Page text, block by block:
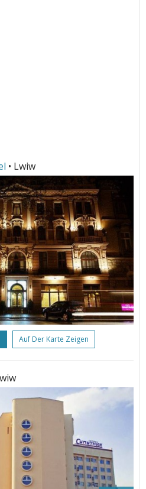
• Lwiw
Auf Der Karte Zeigen